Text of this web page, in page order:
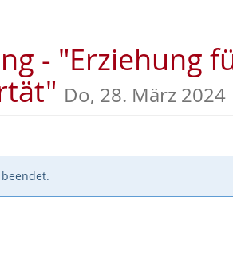
- "Erziehung
Do, 28. März 2024